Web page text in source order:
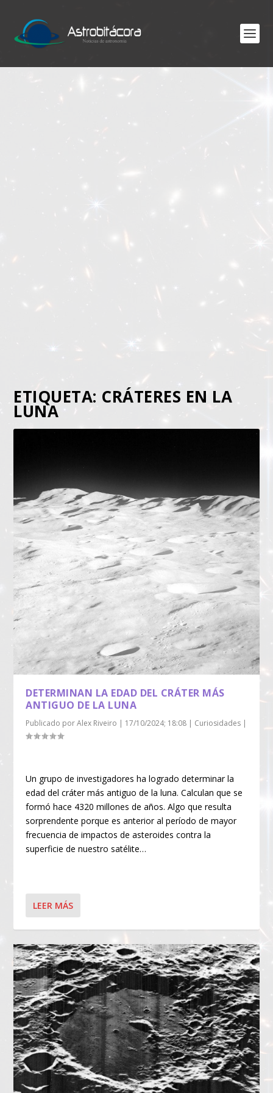
ETIQUETA: CRÁTERES EN LA
LUNA
DETERMINAN LA EDAD DEL CRÁTER MÁS
ANTIGUO DE LA LUNA
Publicado porAlex Riveiro | 17/10/2024; 18:08 | Curiosidades |
Un grupo de investigadores ha logrado determinar la
edad del cráter más antiguo de la luna. Calculan que se
formó hace 4320 millones de años. Algo que resulta
sorprendente porque es anterior al período de mayor
frecuencia de impactos de asteroides contra la
superficie de nuestro satélite…
LEER MÁS